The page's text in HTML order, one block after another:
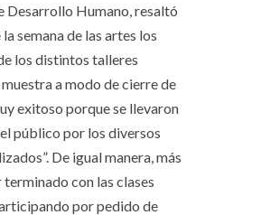
Desarrollo Humano, resaltó
semana de las artes los
los distintos talleres
a modo de cierre de
exitoso porque se llevaron
público por los diversos
De igual manera, más
terminado con las clases
por pedido de